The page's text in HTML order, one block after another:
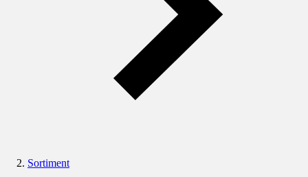
Sortiment